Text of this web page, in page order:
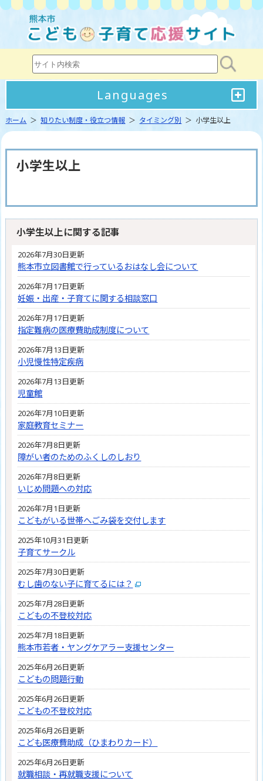
Languages
ホーム ＞知りたい制度・役立つ情報 ＞ タイミング別 ＞ 小学生以上
小学生以上
小学生以上に関する記事
2026年7月30日更新
熊本市立図書館で行っているおはなし会について
2026年7月17日更新
妊娠・出産・子育てに関する相談窓口
2026年7月17日更新
指定難病の医療費助成制度について
2026年7月13日更新
小児慢性特定疾病
2026年7月13日更新
児童館
2026年7月10日更新
家庭教育セミナー
2026年7月8日更新
障がい者のためのふくしのしおり
2026年7月8日更新
いじめ問題への対応
2026年7月1日更新
こどもがいる世帯へごみ袋を交付します
2025年10月31日更新
子育てサークル
2025年7月30日更新
むし歯のない子に育てるには？
2025年7月28日更新
こどもの不登校対応
2025年7月18日更新
熊本市若者・ヤングケアラー支援センター
2025年6月26日更新
こどもの問題行動
2025年6月26日更新
こどもの不登校対応
2025年6月26日更新
こども医療費助成（ひまわりカード）
2025年6月26日更新
就職相談・再就職支援について